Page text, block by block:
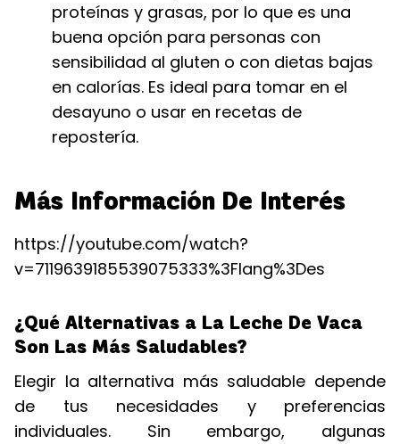
proteínas y grasas, por lo que es una
buena opción para personas con
sensibilidad al gluten o con dietas bajas
en calorías. Es ideal para tomar en el
desayuno o usar en recetas de
repostería.
Más Información De Interés
https://youtube.com/watch?
v=7119639185539075333%3Flang%3Des
¿Qué Alternativas a La Leche De Vaca
Son Las Más Saludables?
Elegir la alternativa más saludable depende
de tus necesidades y preferencias
individuales. Sin embargo, algunas